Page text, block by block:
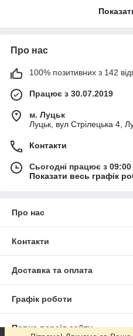
Про нас
100% позитивних з 142
Працює з 30.07.2019
м. Луцьк
Луцьк, вул Стрілецька 4,
Контакти
Сьогодні працює з
Показати весь графік
Про нас
Контакти
Доставка та оплата
Графік роботи
Повна версія сайту